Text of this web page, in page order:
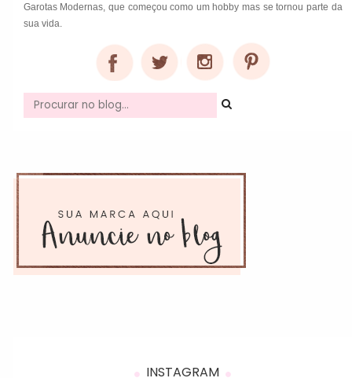
Garotas Modernas, que começou como um hobby mas se tornou parte da
sua vida.
INSTAGRAM